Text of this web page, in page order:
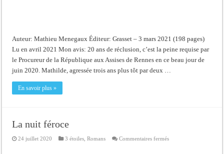
Auteur: Mathieu Menegaux Éditeur: Grasset – 3 mars 2021 (198 pages)
Lu en avril 2021 Mon avis: 20 ans de réclusion, c’est la peine requise par
le Procureur de la République aux Assises de Rennes en ce beau jour de
juin 2020. Mathilde, agressée trois ans plus tôt par deux …
En savoir plus »
La nuit féroce
24 juillet 2020 3 étoiles ,Romans Commentaires ferméssur